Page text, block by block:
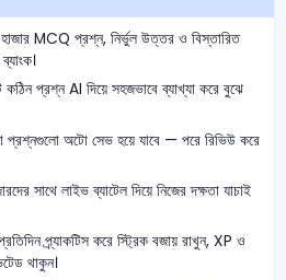
হাজার MCQ প্রশ্ন, নির্ভুল উত্তর ও বিস্তারিত
কঠিন প্রশ্ন AI দিয়ে সহজভাবে ব্যাখ্যা করে বুঝে
প্রশ্নগুলো অটো সেভ হয়ে যাবে — পরে রিভিউ করে
সাথে লাইভ ব্যাটেল দিয়ে নিজের দক্ষতা যাচাই
প্র্যাকটিস করে স্ট্রিক বজায় রাখুন, XP ও
থাকুন।